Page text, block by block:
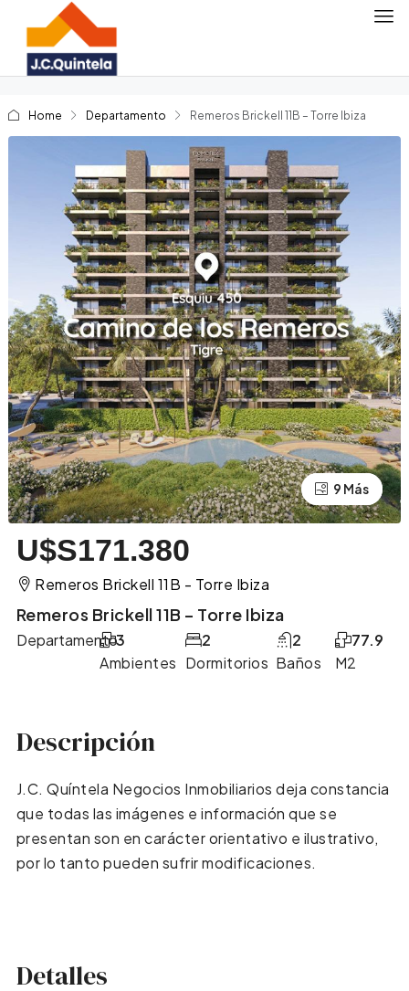
Home Departamento Remeros Brickell 11B – Torre Ibiza
5 Más
9 Más
U$S171.380
Remeros Brickell 11B - Torre Ibiza
Remeros Brickell 11B – Torre Ibiza
Departamento
Ambientes
3
Dormitorios
2
Baños
2
M2
77.9
Descripción
J.C. Quíntela Negocios Inmobiliarios deja constancia
que todas las imágenes e información que se
presentan son en carácter orientativo e ilustrativo,
por lo tanto pueden sufrir modificaciones.
Detalles